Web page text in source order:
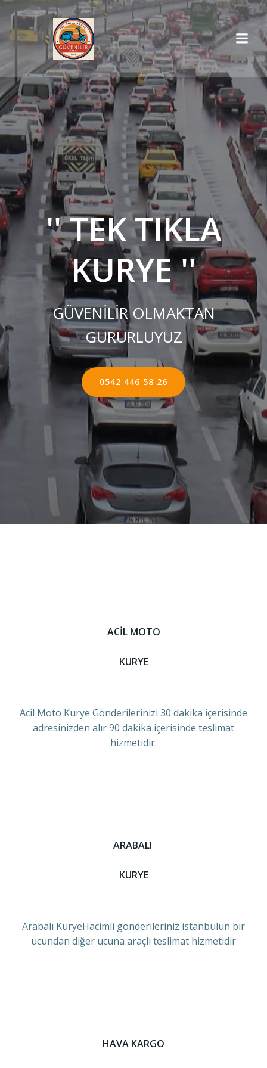
İçeriğe
geç
'' TEK TIKLA
KURYE ''
GÜVENİLİR OLMAKTAN
GURURLUYUZ
0542 446 58 26
ACİL MOTO
KURYE
Acil Moto Kurye Gönderilerinizi 30 dakika içerisinde
adresinizden alır 90 dakika içerisinde teslimat
hizmetidir.
ARABALI
KURYE
Arabalı KuryeHacimli gönderileriniz istanbulun bir
ucundan diğer ucuna araçlı teslimat hizmetidir
HAVA KARGO